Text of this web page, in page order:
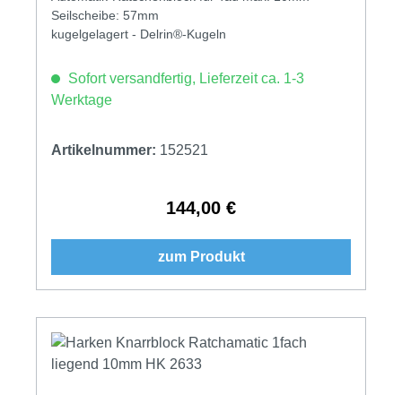
Seilscheibe: 57mm
kugelgelagert - Delrin®-Kugeln
Sofort versandfertig, Lieferzeit ca. 1-3
Werktage
Artikelnummer: 152521
Regulärer Preis:
144,00 €
zum Produkt